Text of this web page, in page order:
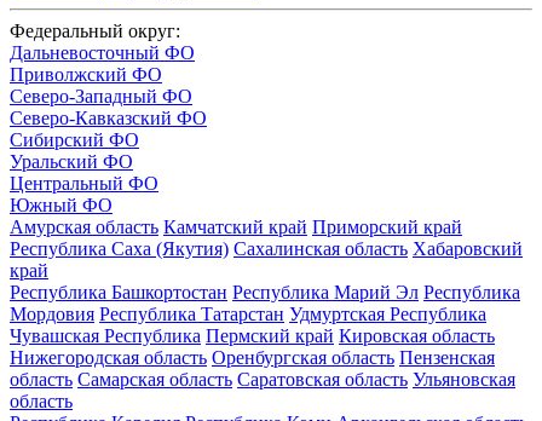
Федеральный округ:
Дальневосточный ФО
Приволжский ФО
Северо-Западный ФО
Северо-Кавказский ФО
Сибирский ФО
Уральский ФО
Центральный ФО
Южный ФО
Амурская область Камчатский край Приморский край
Республика Саха (Якутия) Сахалинская область Хабаровский
край
Республика Башкортостан Республика Марий Эл Республика
Мордовия Республика Татарстан Удмуртская Республика
Чувашская Республика Пермский край Кировская область
Нижегородская область Оренбургская область Пензенская
область Самарская область Саратовская область Ульяновская
область